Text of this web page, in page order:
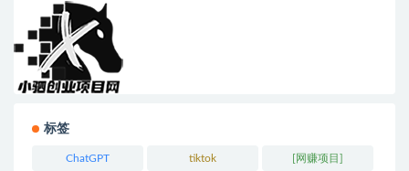
标签
ChatGPT tiktok [网赚项目]